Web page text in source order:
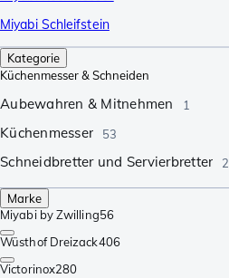
Miyabi Schleifstein
Kategorie
Küchenmesser & Schneiden
Aubewahren & Mitnehmen 1
Küchenmesser 53
Schneidbretter und Servierbretter 2
Marke
Miyabi by Zwilling56
Wüsthof Dreizack406
Victorinox280